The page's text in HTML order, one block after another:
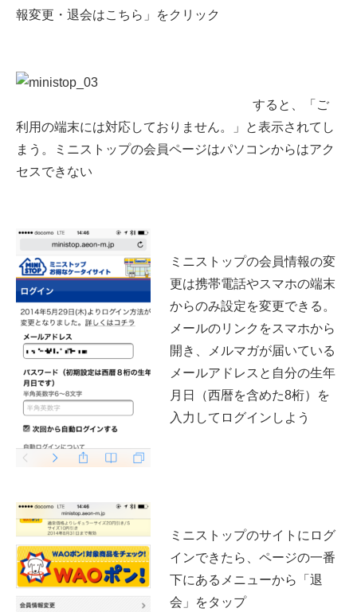
報変更・退会はこちら」をクリック
すると、「ご
利用の端末には対応しておりません。」と表示されてし
まう。ミニストップの会員ページはパソコンからはアク
セスできない
ミニストップの会員情報の変
更は携帯電話やスマホの端末
からのみ設定を変更できる。
メールのリンクをスマホから
開き、メルマガが届いている
メールアドレスと自分の生年
月日（西暦を含めた8桁）を
入力してログインしよう
ミニストップのサイトにログ
インできたら、ページの一番
下にあるメニューから「退
会」をタップ